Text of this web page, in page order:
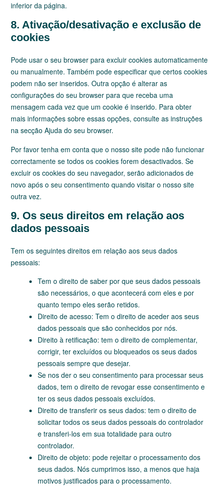
inferior da página.
8. Ativação/desativação e exclusão de
cookies
Pode usar o seu browser para excluir cookies automaticamente
ou manualmente. Também pode especificar que certos cookies
podem não ser inseridos. Outra opção é alterar as
configurações do seu browser para que receba uma
mensagem cada vez que um cookie é inserido. Para obter
mais informações sobre essas opções, consulte as instruções
na secção Ajuda do seu browser.
Por favor tenha em conta que o nosso site pode não funcionar
correctamente se todos os cookies forem desactivados. Se
excluir os cookies do seu navegador, serão adicionados de
novo após o seu consentimento quando visitar o nosso site
outra vez.
9. Os seus direitos em relação aos
dados pessoais
Tem os seguintes direitos em relação aos seus dados
pessoais:
Tem o direito de saber por que seus dados pessoais
são necessários, o que acontecerá com eles e por
quanto tempo eles serão retidos.
Direito de acesso: Tem o direito de aceder aos seus
dados pessoais que são conhecidos por nós.
Direito à retificação: tem o direito de complementar,
corrigir, ter excluídos ou bloqueados os seus dados
pessoais sempre que desejar.
Se nos der o seu consentimento para processar seus
dados, tem o direito de revogar esse consentimento e
ter os seus dados pessoais excluídos.
Direito de transferir os seus dados: tem o direito de
solicitar todos os seus dados pessoais do controlador
e transferi-los em sua totalidade para outro
controlador.
Direito de objeto: pode rejeitar o processamento dos
seus dados. Nós cumprimos isso, a menos que haja
motivos justificados para o processamento.